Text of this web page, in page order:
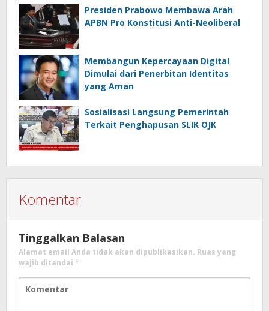
Presiden Prabowo Membawa Arah
APBN Pro Konstitusi Anti-Neoliberal
Membangun Kepercayaan Digital
Dimulai dari Penerbitan Identitas
yang Aman
Sosialisasi Langsung Pemerintah
Terkait Penghapusan SLIK OJK
Komentar
Tinggalkan Balasan
Alamat email Anda tidak akan dipublikasikan. Ruas yang
wajib ditandai *